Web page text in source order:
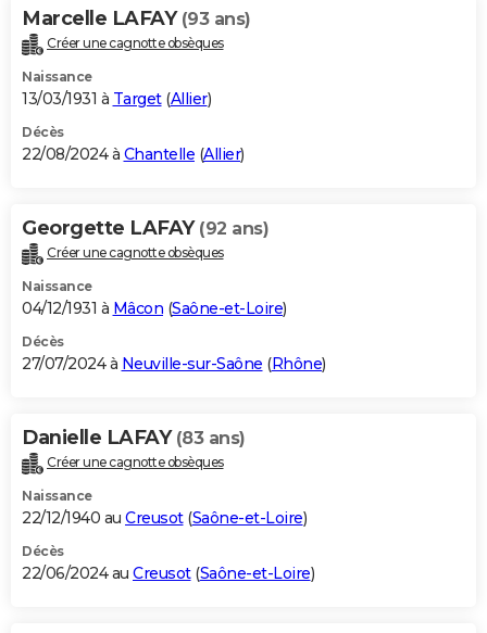
Marcelle LAFAY (93 ans)
Créer une cagnotte obsèques
Naissance
13/03/1931 à Target(Allier)
Décès
22/08/2024 à Chantelle (Allier)
Georgette LAFAY (92 ans)
Créer une cagnotte obsèques
Naissance
04/12/1931 à Mâcon (Saône-et-Loire)
Décès
27/07/2024 à Neuville-sur-Saône (Rhône)
Danielle LAFAY (83 ans)
Créer une cagnotte obsèques
Naissance
22/12/1940 au Creusot(Saône-et-Loire)
Décès
22/06/2024 au Creusot(Saône-et-Loire)